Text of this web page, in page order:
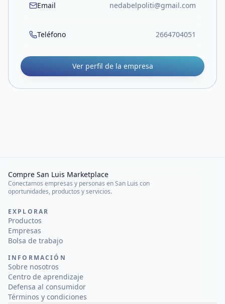
Email nedabelpoliti@gmail.com
Teléfono 2664704051
Ver perfil de la empresa
Compre San Luis Marketplace
Conectamos empresas y personas en San Luis con
oportunidades, productos y servicios.
EXPLORAR
Productos
Empresas
Bolsa de trabajo
INFORMACIÓN
Sobre nosotros
Centro de aprendizaje
Defensa al consumidor
Términos y condiciones